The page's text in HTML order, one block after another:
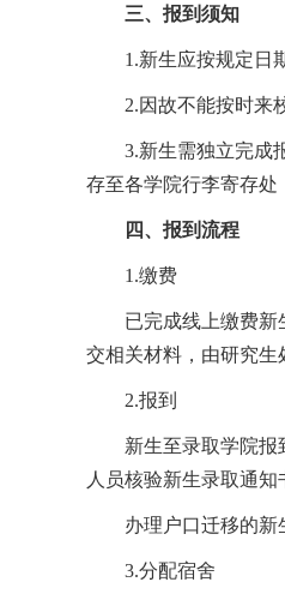
三、报到须知
1.新生应按规定日
2.因故不能按时来
3.新生需独立完成
存至各学院行李寄存处
四、报到流程
1.缴费
已完成线上缴费
交相关材料，由研究生
2.报到
新生至录取学院
人员核验新生录取通
办理户口迁移的新
3.分配宿舍